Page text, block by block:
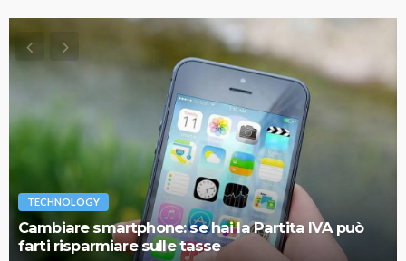
TECHNOLOGY
Cambiare smartphone: se hai la Partita IVA può
farti risparmiare sulle tasse